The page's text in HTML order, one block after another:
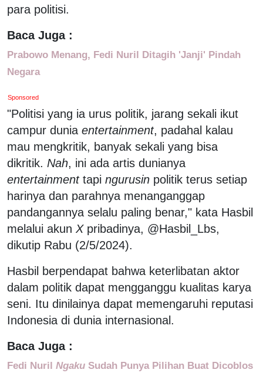
para politisi.
Baca Juga :
Prabowo Menang, Fedi Nuril Ditagih 'Janji' Pindah
Negara
Sponsored
"Politisi yang ia urus politik, jarang sekali ikut
campur dunia entertainment, padahal kalau
mau mengkritik, banyak sekali yang bisa
dikritik. Nah, ini ada artis dunianya
entertainmenttapi ngurusin politik terus setiap
harinya dan parahnya menanganggap
pandangannya selalu paling benar," kata Hasbil
melalui akun Xpribadinya, @Hasbil_Lbs,
dikutip Rabu (2/5/2024).
Hasbil berpendapat bahwa keterlibatan aktor
dalam politik dapat mengganggu kualitas karya
seni. Itu dinilainya dapat memengaruhi reputasi
Indonesia di dunia internasional.
Baca Juga :
Fedi Nuril Ngaku Sudah Punya Pilihan Buat Dicoblos